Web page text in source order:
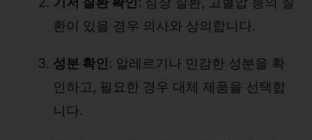
환이 있을 경우 의사와 상의합니다.
성분 확인: 알레르기나 민감한 성분을 확
인하고, 필요한 경우 대체 제품을 선택합
니다.